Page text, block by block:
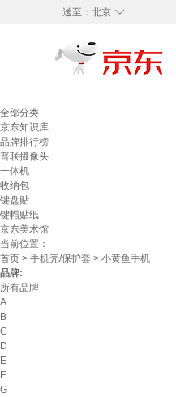
◇
送至： 北京
全部分类
京东知识库
品牌排行榜
普联摄像头
一体机
收纳包
键盘贴
键帽贴纸
京东美术馆
当前位置：
首页 > 手机壳/保护套 > 小黄鱼手机
品牌:
所有品牌
A
B
C
D
E
F
G